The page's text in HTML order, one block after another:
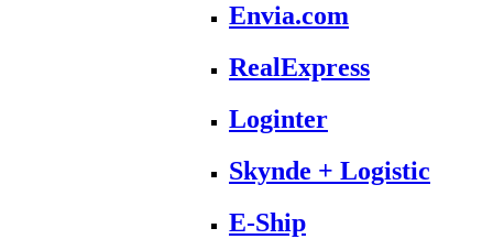
Envia.com
RealExpress
Loginter
Skynde + Logistic
E-Ship